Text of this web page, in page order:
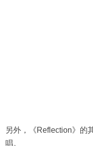
另外，《Reflection》的
唱。